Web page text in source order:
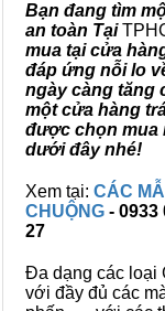
Bạn đang tìm
an toàn Tại
mua tại cửa
đáp ứng nỗi lo
ngày càng tăng
một cửa hàng
được chọn mua
dưới đây nhé!
Xem tại: CÁC
CHUỘNG - 0933
27
Đa dạng các loại
với đầy đủ các